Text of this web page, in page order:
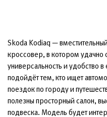
Skoda Kodiaq —
кроссовер, в котором удачно
универсальность и удобство
подойдёт тем, кто ищет
поездок по городу и
полезны просторный салон,
подвеска. Модель будет